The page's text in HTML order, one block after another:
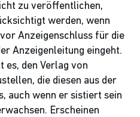
zu veröffentlichen,
werden, wenn
Anzeigenschluss für die
Anzeigenleitung eingeht.
es, den Verlag von
die diesen aus der
auch wenn er sistiert sein
Erscheinen